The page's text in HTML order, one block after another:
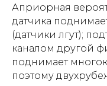
Априорная
датчика
(датчики лгут);
каналом другой
поднимает
поэтому